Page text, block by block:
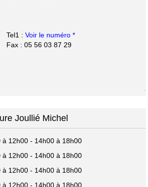
Tel1 :Voir le numéro *
Fax : 05 56 03 87 29
-
Joullié Michel
à 12h00 - 14h00 à 18h00
à 12h00 - 14h00 à 18h00
à 12h00 - 14h00 à 18h00
à 12h00 - 14h00 à 18h00